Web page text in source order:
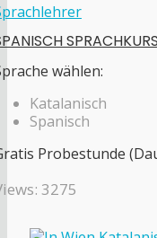
wählen:
Katalanisch
Spanisch
Probestunde
3275